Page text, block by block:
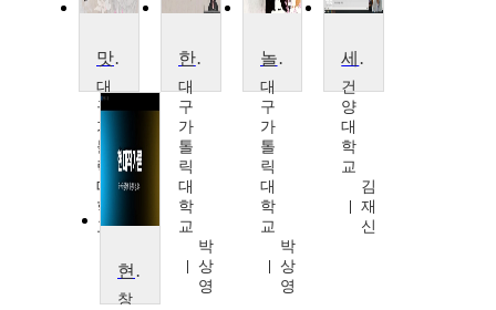
맛보기 문학, 엿보기 문화
대
구
가
톨
릭
대
학
교
상
한국문학 사상의 깊이와 넓이
대
구
가
톨
릭
대
학
교
박
상
영
놀멍쉬멍:문학속 물(物)탐방
대
구
가
톨
릭
대
학
교
박
상
영
세계문학기행
건
양
대
학
교
김
재
신
현대작가론
창